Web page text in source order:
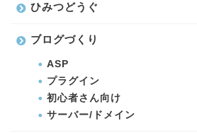
ひみつどうぐ
ブログづくり
ASP
プラグイン
初心者さん向け
サーバー/ドメイン